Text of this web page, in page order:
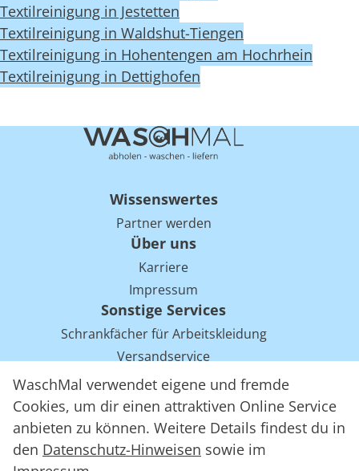
WaschMal verwendet eigene und fremde
Cookies, um dir einen attraktiven Online Service
anbieten zu können. Weitere Details findest du in
den Datenschutz-Hinweisen sowie im
Textilreinigung in Jestetten
Textilreinigung in Waldshut-Tiengen
Textilreinigung in Hohentengen am Hochrhein
Textilreinigung in Dettighofen
Wissenswertes
Partner werden
Über uns
Karriere
Impressum
Sonstige Services
Schrankfächer für Arbeitskleidung
Versandservice
Einsparpotentiale für Mietwäsche bei Arbeitskleidung
Arbeitskleidung Tracking mit RFID
WaschMal GmbH 2016 – 2026